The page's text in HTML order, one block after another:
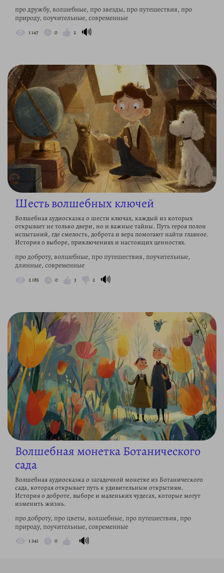
про дружбу, волшебные, про звезды, про путешествия, про
природу, поучительные, современные
1 147 0 2 🔊
Шесть волшебных ключей
Волшебная аудиосказка о шести ключах, каждый из которых
открывает не только двери, но и важные тайны. Путь героя полон
испытаний, где смелость, доброта и вера помогают найти главное.
История о выборе, приключениях и настоящих ценностях.
про доброту, волшебные, про путешествия, поучительные,
длинные, современные
2 185 0 3 2 🔊
Волшебная монетка Ботанического
сада
Волшебная аудиосказка о загадочной монетке из Ботанического
сада, которая открывает путь к удивительным открытиям.
История о доброте, выборе и маленьких чудесах, которые могут
изменить жизнь.
про доброту, про цветы, волшебные, про путешествия, про
природу, поучительные, современные
1 241 0 🔊